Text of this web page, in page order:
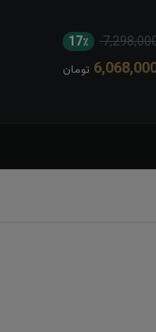
17٪
تومان